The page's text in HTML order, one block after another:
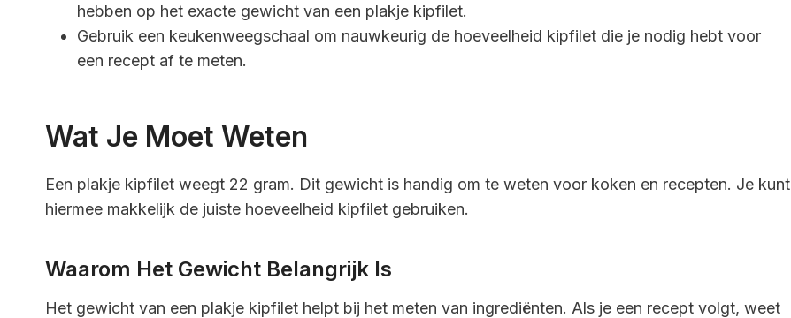
hebben op het exacte gewicht van een plakje kipfilet.
Gebruik een keukenweegschaal om nauwkeurig de hoeveelheid kipfilet die je nodig hebt voor
een recept af te meten.
Wat Je Moet Weten
Een plakje kipfilet weegt 22 gram. Dit gewicht is handig om te weten voor koken en recepten. Je kunt
hiermee makkelijk de juiste hoeveelheid kipfilet gebruiken.
Waarom Het Gewicht Belangrijk Is
Het gewicht van een plakje kipfilet helpt bij het meten van ingrediënten. Als je een recept volgt, weet